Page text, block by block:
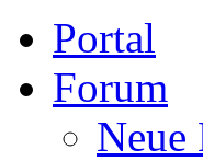
Portal
Forum
Neue